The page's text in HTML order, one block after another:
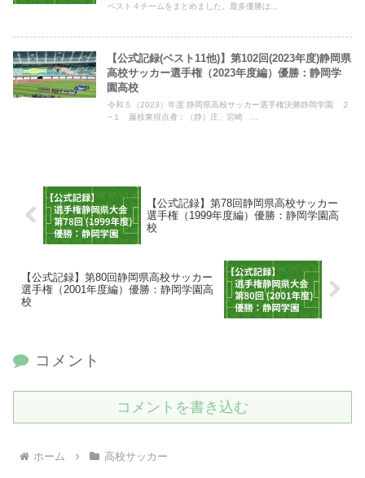
ベスト４チームをまとめました。最多優勝は...
【公式記録(ベスト11他)】第102回(2023年度)静岡県
高校サッカー選手権（2023年度編）優勝：静岡学
園高校
令和５（2023）年度 静岡県高校サッカー選手権決勝静岡学園 ２
−１ 藤枝東得点者：（静）庄、宮崎 ...
【公式記録】第78回静岡県高校サッカー
選手権（1999年度編）優勝：静岡学園高
校
【公式記録】第80回静岡県高校サッカー
選手権（2001年度編）優勝：静岡学園高
校
コメント
コメントを書き込む
ホーム 高校サッカー